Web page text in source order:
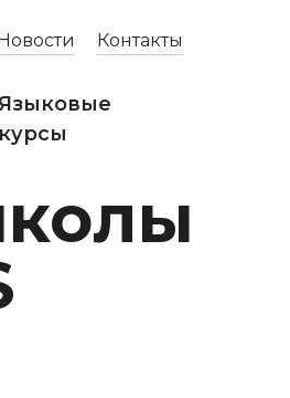
Контакты
Языковые
курсы